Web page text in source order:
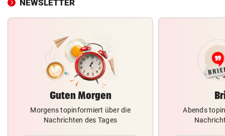
NEWSLETTER
Guten Morgen
Morgens topinformiert über die
Nachrichten des Tages
Abends